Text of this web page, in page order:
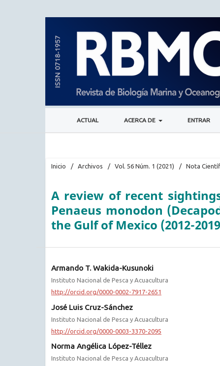
ACTUAL ACERCA DE ENTRAR
Inicio / Archivos / Vol. 56 Núm. 1 (2021) / Nota
A review of recent
Penaeus monodon
the Gulf of Mexico (2012-
Armando T. Wakida-Kusunoki
Instituto Nacional de Pesca y Acuacultura
http://orcid.org/0000-0002-7917-2651
José Luis Cruz-Sánchez
Instituto Nacional de Pesca y Acuacultura
http://orcid.org/0000-0003-3370-2095
Norma Angélica López-Téllez
Instituto Nacional de Pesca y Acuacultura